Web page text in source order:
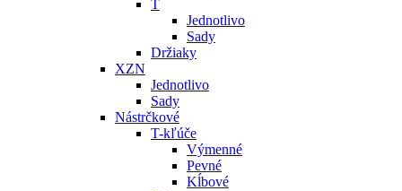
T
Jednotlivo
Sady
Držiaky
XZN
Jednotlivo
Sady
Nástrčkové
T-kľúče
Výmenné
Pevné
Kĺbové